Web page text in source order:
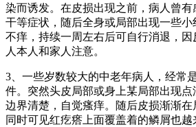
染而诱发。在皮损出现之前，病人曾
干等症状，随后全身或局部出现一些
不痒，持续一周左右后可自行消退，
人本人和家人注意。
3、一些岁数较大的中老年病人，经常
件。突然头皮局部或身上某局部出现点
边界清楚，自觉瘙痒。随后皮损渐渐在
同时可见红疙瘩上面覆盖着的鳞屑也